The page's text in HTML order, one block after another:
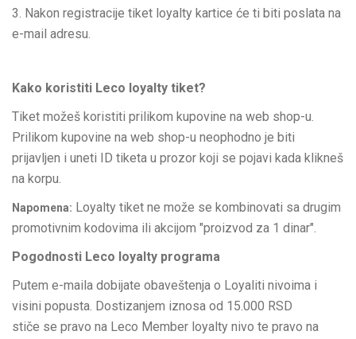
Nakon registracije tiket loyalty kartice će ti biti poslata na
e-mail adresu.
Kako koristiti Leco loyalty tiket?
Tiket možeš koristiti prilikom kupovine na web shop-u.
Prilikom kupovine na web shop-u neophodno je biti
prijavljen i uneti ID tiketa u prozor koji se pojavi kada klikneš
na korpu.
Napomena: Loyalty tiket ne može se kombinovati sa drugim
promotivnim kodovima ili akcijom "proizvod za 1 dinar".
Pogodnosti Leco loyalty programa
Putem e-maila dobijate obaveštenja o Loyaliti nivoima i
visini popusta. Dostizanjem iznosa od 15.000 RSD
stiče se pravo na Leco Member loyalty nivo te pravo na